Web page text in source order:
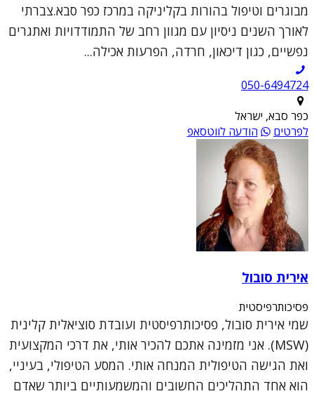
מבוגרים וטיפול בהורות בקליניקה במרכז כפר סבא.צברתי
לאורך השנים ניסיון עם מגוון רחב של התמודדויות ואתגרים
נפשיים, כגון דיכאון, חרדה, הפרעות אכילה...
050-6494724
כפר סבא, ישראל
לפרטים
הודעה לווטסאפ
אירית סובול
פסיכותרפיסטית
שמי אירית סובול, פסיכותרפיסטית ועובדת סוציאלית קלינית
(MSW). אני מזמינה אתכם להכיר אותי, את דרכי המקצועית
ואת הגישה הטיפולית המנחה אותי. המסע הטיפולי, בעיניי,
הוא אחד התהליכים החשובים והמשמעותיים ביותר שאדם